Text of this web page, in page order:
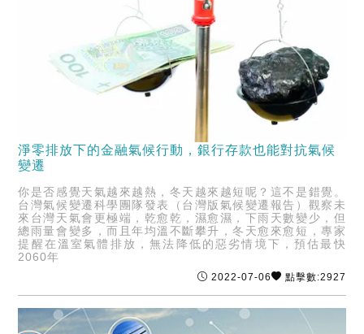
淨零排放下的金融氣候行動，銀行存款也能對抗氣候
變遷
你是否感覺天氣越來越熱，冬天越來越短呢？這不是錯覺。
台灣氣候變遷科學團隊發表（台灣版氣候變遷報告）觀察未
來台灣天氣會更極端，乾愈乾，濕愈濕，下雨天數變少，但
總雨量會變多，而且年均溫不斷攀升，冬天愈來愈短，專家
提醒在溫室氣體排放，無法降低的惡劣情境下，預估最快
2060年
2022-07-06 點擊數:2927